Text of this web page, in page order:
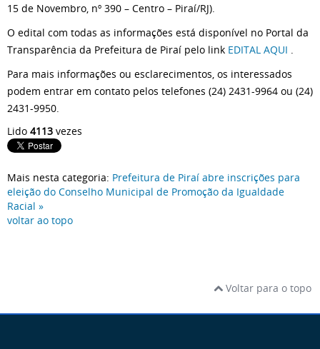
15 de Novembro, nº 390 – Centro – Piraí/RJ).
O edital com todas as informações está disponível no Portal da
Transparência da Prefeitura de Piraí pelo link EDITAL AQUI .
Para mais informações ou esclarecimentos, os interessados
podem entrar em contato pelos telefones (24) 2431-9964 ou (24)
2431-9950.
Lido 4113 vezes
Mais nesta categoria: Prefeitura de Piraí abre inscrições para
eleição do Conselho Municipal de Promoção da Igualdade
Racial »
voltar ao topo
Voltar para o topo